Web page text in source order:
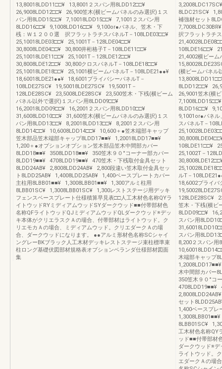
13,80018LDD11□□¥ 13,8001２スパン用8LDD12□□¥
26,9008LDD12□□¥ 26,900笠木(横ビームパネルのみ選択)１ス
パン用8LDD15□□¥ 7,10018LDD15□□¥ 7,1001２スパン用
8LDD16□□¥ 9,1008LDD16□□¥ 9,100or●パネル、笠木・下
桟：Ｗ１２００選 択フラットラチスパネルT－108LDE03□□¥
25,10018LDE03□□¥ 25,1001T－128LDE04□□¥
30,8008LDE04□□¥ 30,800井桁格子T－108LDE11□□¥
25,10018LDE11□□¥ 25,1001T－128LDE12□□¥
30,8008LDE12□□¥ 30,800クロスパネルT－108LDE18□□¥
25,10018LDE18□□¥ 25,1001横ビームパネルT－108LDE21●●¥
18,60018LDE21●●¥ 18,6001プライバシーパネルT－
108LDE27SC¥ 19,50018LDE27SC¥ 19,5001T－
128LDE28SC¥ 23,5008LDE28SC¥ 23,500笠木・下桟(横ビーム
パネル以外で選択)１スパン用8LDD09□□¥
16,20018LDD09□□¥ 16,2001２スパン用8LDD10□□¥
31,6008LDD10□□¥ 31,600笠木(横ビームパネルのみ選択)１ス
パン用8LDD13□□¥ 8,20018LDD13□□¥ 8,2001２スパン用
8LDD14□□¥ 10,6008LDD14□□¥ 10,600＋●笠木端部キャップ
笠木部品笠木端部キャップ8LDD17■■¥ 1,20018LDD17■■¥
1,200＋●オプションオプション笠木部品笠木中間部カバー
8LDD18■■¥ 3508LDD18■■¥ 350笠木９０°コーナー部カバー
8LDD19■■¥ 4708LDD19■■¥ 470笠木・下桟取付金具セット
8LDD24AB¥ 2,8008LDD24AB¥ 2,800段違い笠木取付金具セッ
ト8LDD25AB¥ 1,4008LDD25AB¥ 1,400ベースプレートカバー
主柱用8LBB01■■¥ 1,3008LBB01■■¥ 1,300アルミ柱用
8LBB01SC¥ 1,3008LBB01SC¥ 1,300レストステージ用デッキ
フェンスベースプレート仕様積算早見表□□人工木材色名称QYラ
イトウッドRYミディアムウッドSYダークウッド■■付帯部材色
名称QFライトウッドQJミディアムウッドQLダークウッド※デッ
キ本体がクリエラスクＡの場合、付帯部材はライトウッド。ク
リエモカＡの場合、ミディアムウッド。クリエダークＡの場
合、ダークウッドになります。 ●●アルミ形材色名称SCシャイ
ングレーBKブラック人工木材デッキレストステージ束柱標準束
柱ロング基礎伏図部材規格表オプションベランダ仕様部材図面
集
8LDC21SC¥
補強材セット
択フラットラチ
108LDE16□□¥
21,4002横ビー
(横ビームパネ
8LDD12□□¥
26,9001笠木(横
8LDD16□□¥
9,1001or●パネ
スパネルT－
108LDE11□□¥
25,1002T－
ルT－
18,6002プライ
128LDE28SC¥
笠木・下桟(横ビ
8LDD09□□¥
スパン用
スパン用
8,200２スパン
木端部キャップ
木中間部カバー
350笠木９０°コ
4708LDD19■■¥
セット
1,400ベースプ
8LBB01SC¥
工木材色名称QY
ッド■■付帯部材
ダークウッド※デ
ライトウッド。
エダークＡの場